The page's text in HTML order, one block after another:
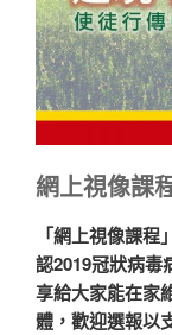
網上視像課
「網上視像課
認2019冠狀病毒
享給大家能在家
體，歡迎選報以